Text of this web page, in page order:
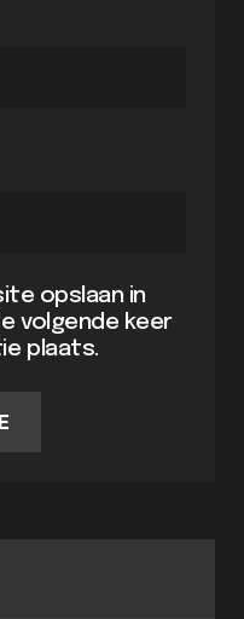
opslaan in
volgende keer
plaats.